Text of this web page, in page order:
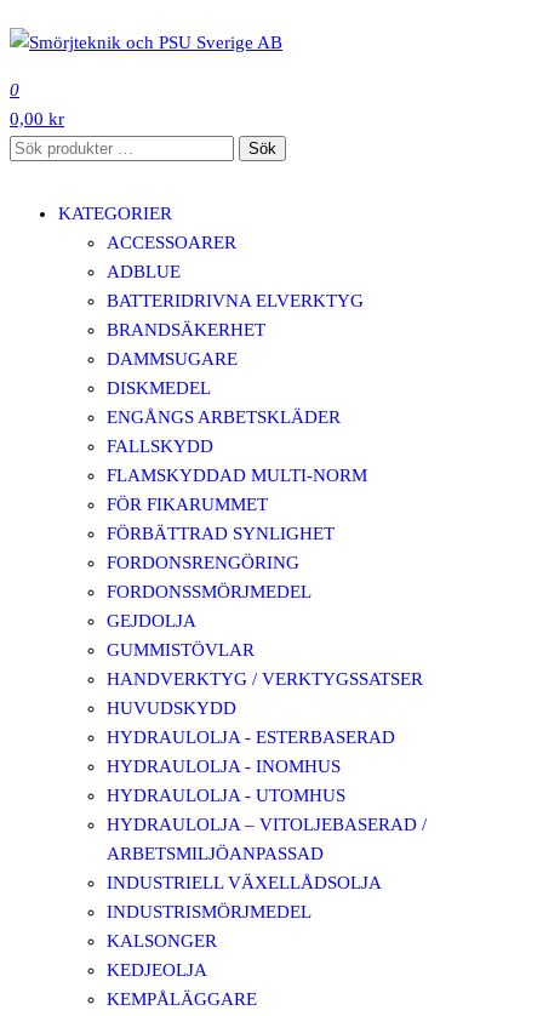
till
innehåll
0
0,00 kr
Sök
Sök
KATEGORIER
ACCESSOARER
ADBLUE
BATTERIDRIVNA ELVERKTYG
BRANDSÄKERHET
DAMMSUGARE
DISKMEDEL
ENGÅNGS ARBETSKLÄDER
FALLSKYDD
FLAMSKYDDAD MULTI-NORM
FÖR FIKARUMMET
FÖRBÄTTRAD SYNLIGHET
FORDONSRENGÖRING
FORDONSSMÖRJMEDEL
GEJDOLJA
GUMMISTÖVLAR
HANDVERKTYG / VERKTYGSSATSER
HUVUDSKYDD
HYDRAULOLJA - ESTERBASERAD
HYDRAULOLJA - INOMHUS
HYDRAULOLJA - UTOMHUS
HYDRAULOLJA – VITOLJEBASERAD /
ARBETSMILJÖANPASSAD
INDUSTRIELL VÄXELLÅDSOLJA
INDUSTRISMÖRJMEDEL
KALSONGER
KEDJEOLJA
KEMPÅLÄGGARE